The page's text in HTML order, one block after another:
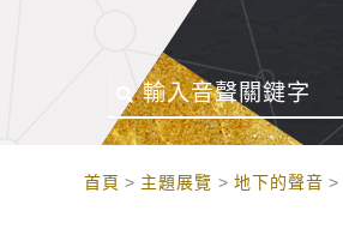
首頁 主題展覽 地下的聲音